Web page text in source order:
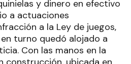
y dinero en efectivo
a actuaciones
a la Ley de juegos,
turno quedó alojado a
Con las manos en la